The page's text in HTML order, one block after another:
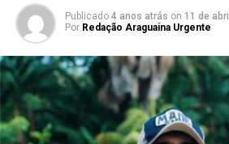
Publicado 4 anos atrás on 11 de
Por Redação Araguaina Urgente